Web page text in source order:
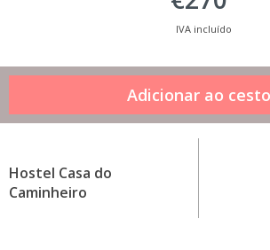
IVA incluído
Hostel Casa do
Caminheiro